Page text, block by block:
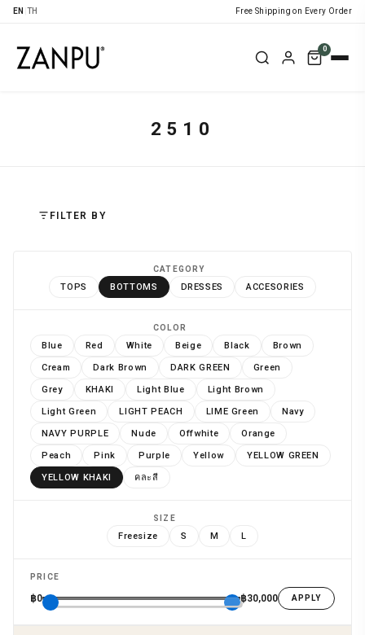
EN TH Free Shipping on Every Order
0
2510
FILTER BY
CATEGORY
TOPS BOTTOMS DRESSES ACCESORIES
COLOR
Blue Red White Beige Black Brown
Cream Dark Brown DARK GREEN Green
Grey KHAKI Light Blue Light Brown
Light Green LIGHT PEACH LIME Green Navy
NAVY PURPLE Nude Offwhite Orange
Peach Pink Purple Yellow YELLOW GREEN
YELLOW KHAKI คละสี
SIZE
Freesize S M L
PRICE
฿0 ฿30,000 APPLY